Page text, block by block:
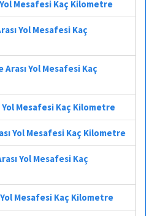
Mesafesi Kaç Kilometre
Yol Mesafesi Kaç
Yol Mesafesi Kaç
Yol Mesafesi Kaç Kilometre
Yol Mesafesi Kaç Kilometre
Yol Mesafesi Kaç
Mesafesi Kaç Kilometre